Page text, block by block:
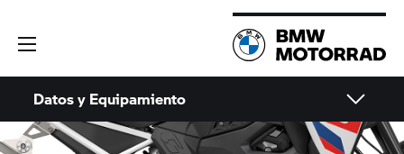
Datos y Equipamiento